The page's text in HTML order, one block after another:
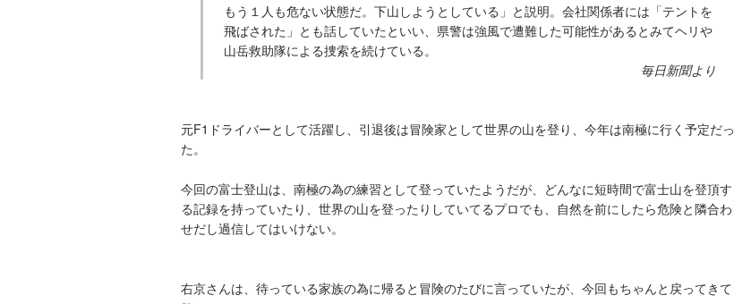
もう１人も危ない状態だ。下山しようとしている」と説明。会社関係者には「テントを
飛ばされた」とも話していたといい、県警は強風で遭難した可能性があるとみてヘリや
山岳救助隊による捜索を続けている。
毎日新聞より
元F1ドライバーとして活躍し、引退後は冒険家として世界の山を登り、今年は南極に行く予定だっ
た。
今回の富士登山は、南極の為の練習として登っていたようだが、どんなに短時間で富士山を登頂す
る記録を持っていたり、世界の山を登ったりしていてるプロでも、自然を前にしたら危険と隣合わ
せだし過信してはいけない。
右京さんは、待っている家族の為に帰ると冒険のたびに言っていたが、今回もちゃんと戻ってきて